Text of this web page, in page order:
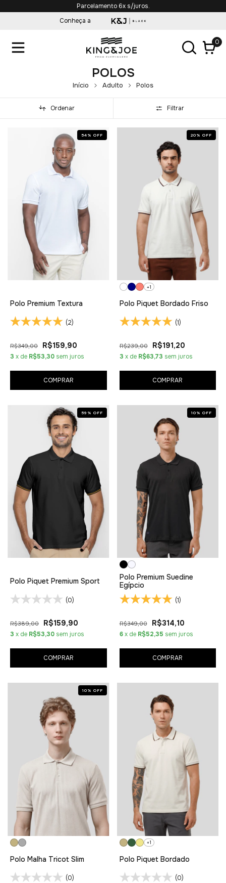
Parcelamento 6x s/juros.
Conheça a
0
POLOS
Início Adulto Polos
Ordenar Filtrar
54 % OFF
Polo Premium Textura
(2)
R$349,00 R$159,90
3 x de R$53,30 sem juros
COMPRAR
20 % OFF
+1
Polo Piquet Bordado Friso
(1)
R$239,00 R$191,20
3 x de R$63,73 sem juros
COMPRAR
59 % OFF
Polo Piquet Premium Sport
(0)
R$389,00 R$159,90
3 x de R$53,30 sem juros
COMPRAR
10 % OFF
Polo Premium Suedine
Egípcio
(1)
R$349,00 R$314,10
6 x de R$52,35 sem juros
COMPRAR
10 % OFF
Polo Malha Tricot Slim
(0)
+1
Polo Piquet Bordado
(0)